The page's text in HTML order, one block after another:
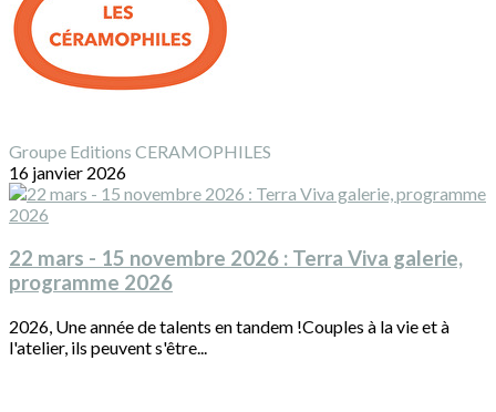
Groupe Editions CERAMOPHILES
16 janvier 2026
22 mars - 15 novembre 2026 : Terra Viva galerie,
programme 2026
2026, Une année de talents en tandem !Couples à la vie et à
l'atelier, ils peuvent s'être...